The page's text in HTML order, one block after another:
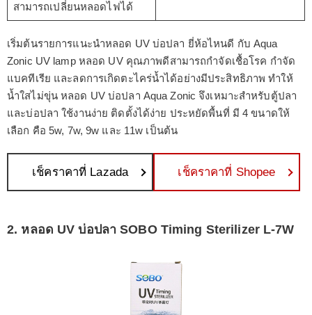
สามารถเปลี่ยนหลอดไฟได้
เริ่มต้นรายการแนะนำหลอด UV บ่อปลา ยี่ห้อไหนดี กับ Aqua
Zonic UV lamp หลอด UV คุณภาพดีสามารถกำจัดเชื้อโรค กำจัด
แบคทีเรีย และลดการเกิดตะไคร่น้ำได้อย่างมีประสิทธิภาพ ทำให้
น้ำใสไม่ขุ่น หลอด UV บ่อปลา Aqua Zonic จึงเหมาะสำหรับตู้ปลา
และบ่อปลา ใช้งานง่าย ติดตั้งได้ง่าย ประหยัดพื้นที่ มี 4 ขนาดให้
เลือก คือ 5w, 7w, 9w และ 11w เป็นต้น
เช็คราคาที่ Lazada เช็คราคาที่ Shopee
2. หลอด UV บ่อปลา SOBO Timing Sterilizer L-7W